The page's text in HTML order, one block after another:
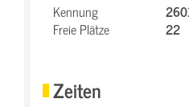
Kennung
Freie Plätze
22
Zeiten